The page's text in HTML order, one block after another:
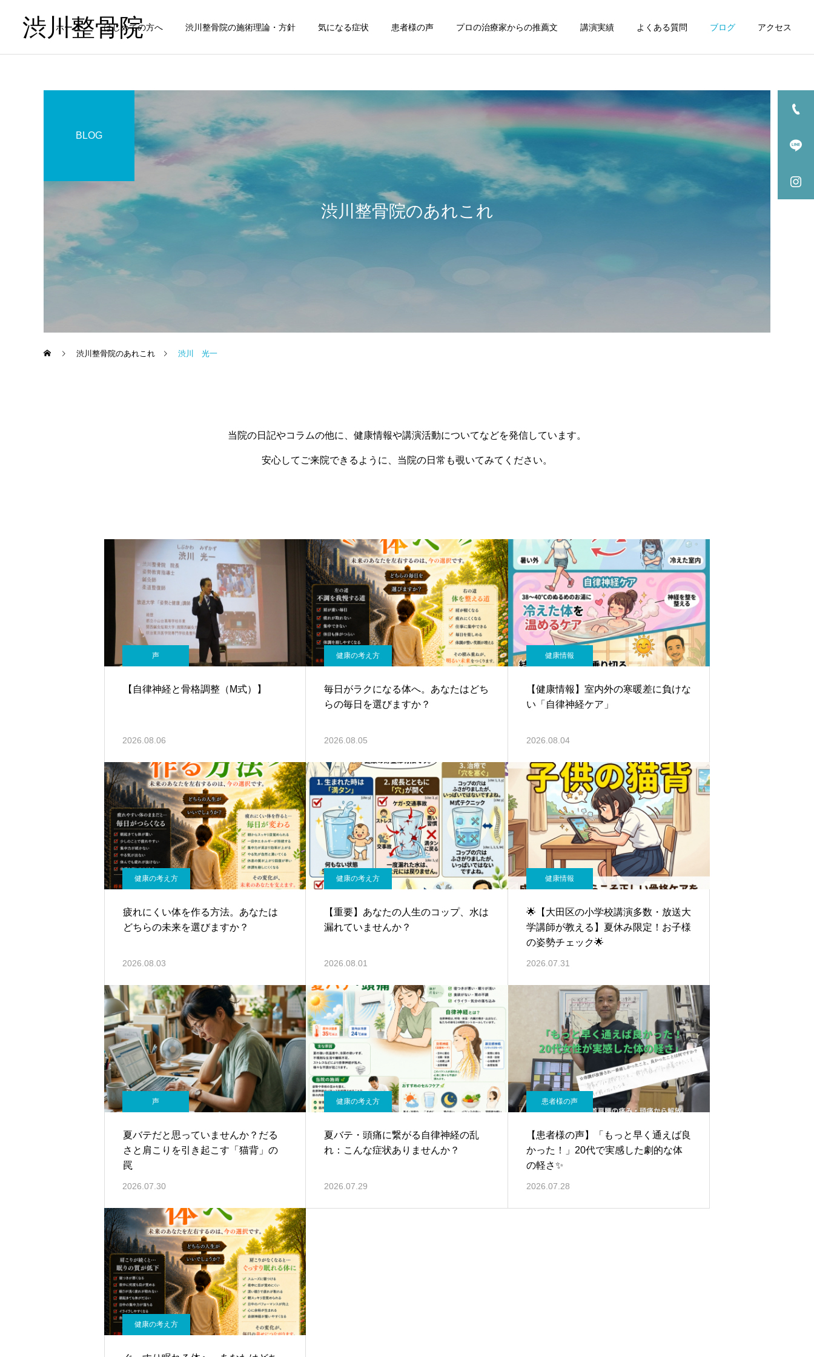
渋川整骨院
ホーム はじめての方へ 渋川整骨院の施術理論・方針 気になる症状 患者様の声 プロの治療家からの推薦文 講演実績 よくある質問 ブログ アクセス
詳細を見る
腰痛
起立性調節障害 子供整体
夏バテ・頭痛に繋がる自律
お知らせ
はじめての方へ！
お知らせ
はじめまして！
【自律神経と骨格調整（M
健康の考え方
毎日がラクになる体へ。あ
【健康情報】室内外の寒暖
差に負けない「自律神経ケ
渋川整骨院のあれこれ
BLOG
渋川整骨院のあれこれ 渋川 光一
当院の日記やコラムの他に、健康情報や講演活動についてなどを発信しています。
安心してご来院できるように、当院の日常も覗いてみてください。
声
【自律神経と骨格調整（M式）】
2026.08.06
健康の考え方
毎日がラクになる体へ。あなたはどち
らの毎日を選びますか？
2026.08.05
健康情報
【健康情報】室内外の寒暖差に負けな
い「自律神経ケア」
2026.08.04
健康の考え方
疲れにくい体を作る方法。あなたは
どちらの未来を選びますか？
2026.08.03
健康の考え方
【重要】あなたの人生のコップ、水は
漏れていませんか？
2026.08.01
健康情報
🌟【大田区の小学校講演多数・放送大
学講師が教える】夏休み限定！お子様
の姿勢チェック🌟
2026.07.31
声
夏バテだと思っていませんか？だる
さと肩こりを引き起こす「猫背」の
罠
2026.07.30
健康の考え方
夏バテ・頭痛に繋がる自律神経の乱
れ：こんな症状ありませんか？
2026.07.29
患者様の声
【患者様の声】「もっと早く通えば良
かった！」20代で実感した劇的な体
の軽さ✨
2026.07.28
健康の考え方